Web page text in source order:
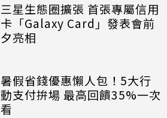
三星生態圈擴張 首張專屬信用
卡「Galaxy Card」發表會前
夕亮相
暑假省錢優惠懶人包！5大行
動支付拚場 最高回饋35%一次
看